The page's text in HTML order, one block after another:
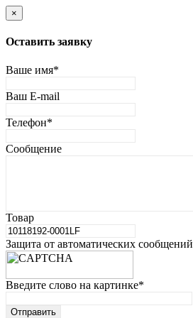
×
Оставить заявку
Ваше имя*
Ваш E-mail
Телефон*
Сообщение
Товар
Защита от автоматических сообщений
Введите слово на картинке*